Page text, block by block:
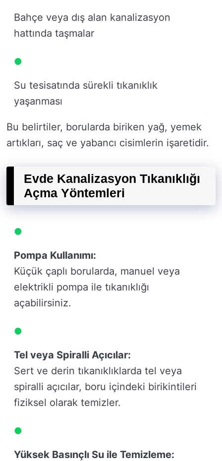
Bahçe veya dış alan kanalizasyon
hattında taşmalar
Su tesisatında sürekli tıkanıklık
yaşanması
Bu belirtiler, borularda biriken yağ, yemek
artıkları, saç ve yabancı cisimlerin işaretidir.
Evde Kanalizasyon Tıkanıklığı
Açma Yöntemleri
Pompa Kullanımı:
Küçük çaplı borularda, manuel veya
elektrikli pompa ile tıkanıklığı
açabilirsiniz.
Tel veya Spiralli Açıcılar:
Sert ve derin tıkanıklıklarda tel veya
spiralli açıcılar, boru içindeki birikintileri
fiziksel olarak temizler.
Yüksek Basınçlı Su ile Temizleme: